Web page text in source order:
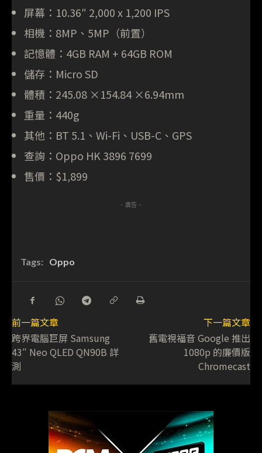
屏幕：10.36″ 2,000 x 1,200 IPS
相機：8MP、5MP（前置）
記憶體：4GB RAM + 64GB ROM
儲存：Micro SD
體積：245.08 ×154.84 ×6.94mm
重量：440g
其他：BT 5.1、Wi-Fi、USB-C、GPS
查詢：Oppo HK 3896 7699
售價：$1,899
- 廣告 -
Tags: Oppo
前一篇文章
跨界電腦巨屏 Samsung
43″ Neo QLED QN90B 詳
測
下一篇文章
舊電視福音 Google 推出
1080p 的廉價版
Chromecast